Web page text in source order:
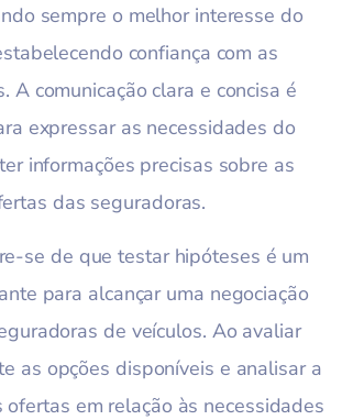
sempre o melhor interesse do
confiança com as
A comunicação clara e concisa é
expressar as necessidades do
informações precisas sobre as
das seguradoras.
se de que testar hipóteses é um
para alcançar uma negociação
de veículos. Ao avaliar
as opções disponíveis e analisar a
ofertas em relação às necessidades